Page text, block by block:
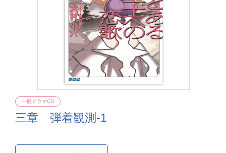
三章 弾着観測-1
一般ドラマCD